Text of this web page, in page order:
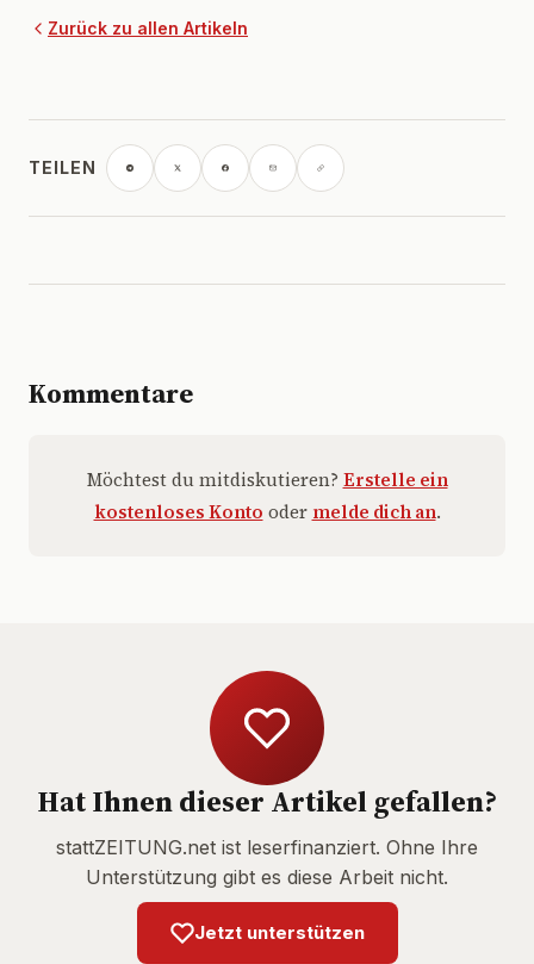
Zurück zu allen Artikeln
TEILEN
Kommentare
Möchtest du mitdiskutieren? Erstelle ein
kostenloses Konto oder melde dich an.
Hat Ihnen dieser Artikel gefallen?
stattZEITUNG.net ist leserfinanziert. Ohne Ihre
Unterstützung gibt es diese Arbeit nicht.
Jetzt unterstützen